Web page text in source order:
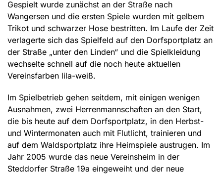
Gespielt wurde zunächst an der Straße nach
Wangersen und die ersten Spiele wurden mit gelbem
Trikot und schwarzer Hose bestritten. Im Laufe der Zeit
verlagerte sich das Spielfeld auf den Dorfsportplatz an
der Straße „unter den Linden“ und die Spielkleidung
wechselte schnell auf die noch heute aktuellen
Vereinsfarben lila-weiß.
Im Spielbetrieb gehen seitdem, mit einigen wenigen
Ausnahmen, zwei Herrenmannschaften an den Start,
die bis heute auf dem Dorfsportplatz, in den Herbst-
und Wintermonaten auch mit Flutlicht, trainieren und
auf dem Waldsportplatz ihre Heimspiele austrugen. Im
Jahr 2005 wurde das neue Vereinsheim in der
Steddorfer Straße 19a eingeweiht und der neue